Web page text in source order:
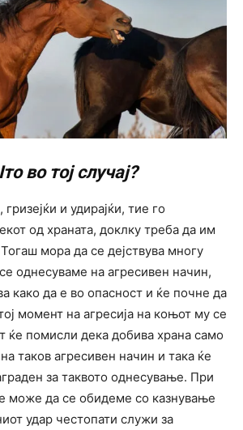
во тој случај?
и удирајќи, тие го
од храната, доклку треба да им
мора да се дејствува многу
однесуваме на агресивен начин,
како да е во опасност и ќе почне да
момент на агресија на коњот му се
ќе помисли дека добива храна само
таков агресивен начин и така ќе
за таквото однесување. При
може да се обидеме со казнување
удар честопати служи за